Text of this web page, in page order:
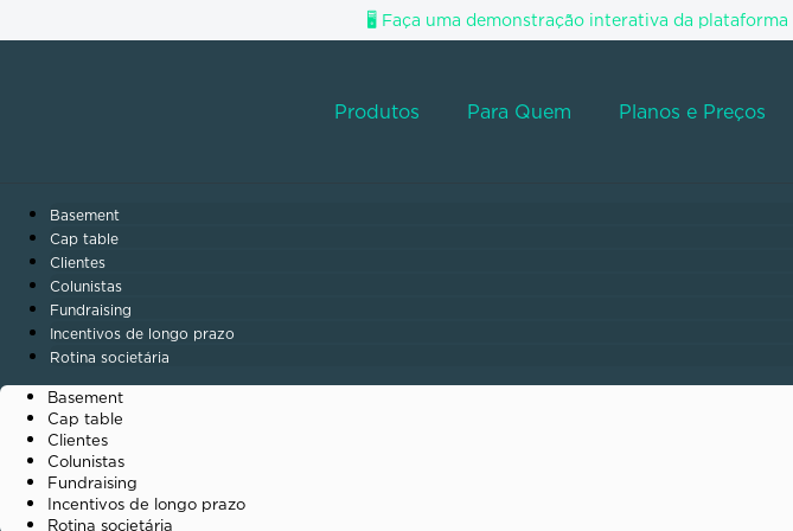
🖥️ Faça uma demonstração interativa da plataforma
Produtos Para Quem Planos e Preços
Basement
Cap table
Clientes
Colunistas
Fundraising
Incentivos de longo prazo
Rotina societária
Basement
Cap table
Clientes
Colunistas
Fundraising
Incentivos de longo prazo
Rotina societária